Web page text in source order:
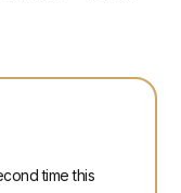
time this